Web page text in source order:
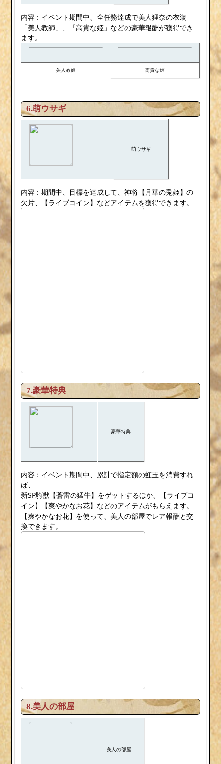
内容：イベント期間中、全任務達成で美人狸奈の衣装
「美人教師」、「高貴な姫」などの豪華報酬が獲得でき
ます。
美人教師 高貴な姫
6.萌ウサギ
萌ウサギ
内容：期間中、目標を達成して、神将【月華の兎姫】の
欠片、【ライブコイン】などアイテムを獲得できます。
7.豪華特典
豪華特典
内容：イベント期間中、累計で指定額の虹玉を消費すれ
ば、
新SP騎獣【蒼雷の猛牛】をゲットするほか、【ライブコ
イン】【爽やかなお花】などのアイテムがもらえます。
【爽やかなお花】を使って、美人の部屋でレア報酬と交
換できます。
8.美人の部屋
美人の部屋